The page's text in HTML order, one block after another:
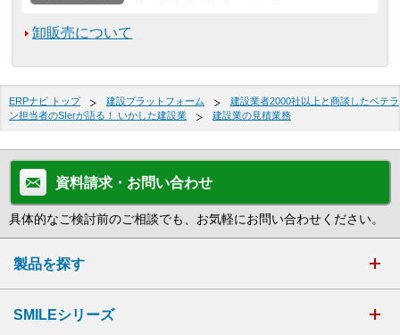
卸販売について
ERPナビ トップ 建設プラットフォーム
建設業者2000社以上と商談したベテラ
ン担当者のSIerが語る！ いかした建設業
建設業の見積業務
資料請求・お問い合わせ
具体的なご検討前のご相談でも、お気軽にお問い合わせください。
製品を探す
SMILEシリーズ